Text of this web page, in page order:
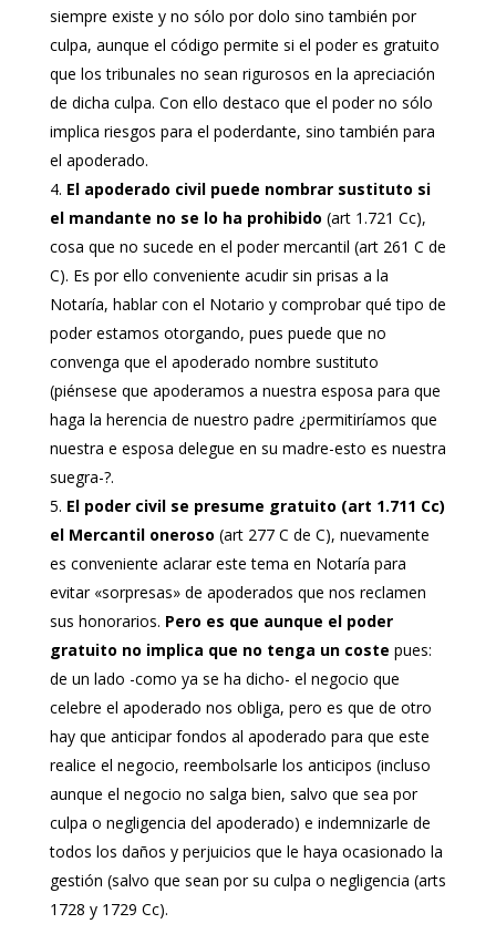
siempre existe y no sólo por dolo sino también por
culpa, aunque el código permite si el poder es gratuito
que los tribunales no sean rigurosos en la apreciación
de dicha culpa. Con ello destaco que el poder no sólo
implica riesgos para el poderdante, sino también para
el apoderado.
El apoderado civil puede nombrar sustituto si
el mandante no se lo ha prohibido (art 1.721 Cc),
cosa que no sucede en el poder mercantil (art 261 C de
C). Es por ello conveniente acudir sin prisas a la
Notaría, hablar con el Notario y comprobar qué tipo de
poder estamos otorgando, pues puede que no
convenga que el apoderado nombre sustituto
(piénsese que apoderamos a nuestra esposa para que
haga la herencia de nuestro padre ¿permitiríamos que
nuestra e esposa delegue en su madre-esto es nuestra
suegra-?.
El poder civil se presume gratuito (art 1.711 Cc)
el Mercantil oneroso (art 277 C de C), nuevamente
es conveniente aclarar este tema en Notaría para
evitar «sorpresas» de apoderados que nos reclamen
sus honorarios. Pero es que aunque el poder
gratuito no implica que no tenga un coste pues:
de un lado -como ya se ha dicho- el negocio que
celebre el apoderado nos obliga, pero es que de otro
hay que anticipar fondos al apoderado para que este
realice el negocio, reembolsarle los anticipos (incluso
aunque el negocio no salga bien, salvo que sea por
culpa o negligencia del apoderado) e indemnizarle de
todos los daños y perjuicios que le haya ocasionado la
gestión (salvo que sean por su culpa o negligencia (arts
1728 y 1729 Cc).